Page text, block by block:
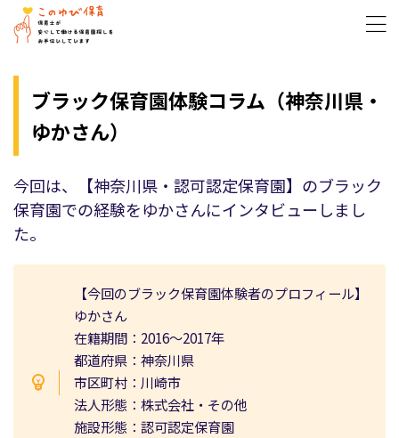
ブラック保育園体験コラム（神奈川県・
ゆかさん）
今回は、【神奈川県・認可認定保育園】のブラック
保育園での経験をゆかさんにインタビューしまし
た。
【今回のブラック保育園体験者のプロフィール】
ゆかさん
在籍期間：2016〜2017年
都道府県：神奈川県
市区町村：川崎市
法人形態：株式会社・その他
施設形態：認可認定保育園